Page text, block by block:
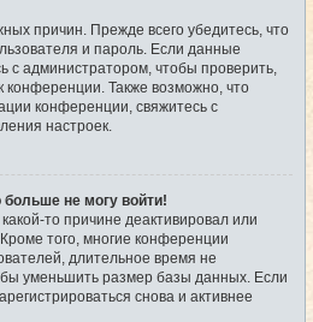
причин. Прежде всего убедитесь, что
и пароль. Если данные
с администратором, чтобы проверить,
конференции. Также возможно, что
конференции, свяжитесь с
настроек.
больше не могу войти!
то причине деактивировал или
того, многие конференции
длительное время не
уменьшить размер базы данных. Если
снова и активнее